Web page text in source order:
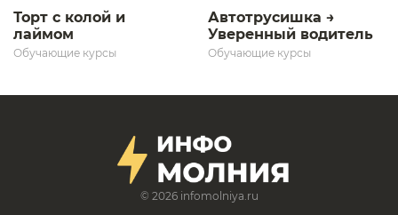
Торт с колой и
лаймом
Обучающие курсы
Автотрусишка →
Уверенный водитель​
Обучающие курсы
© 2026 infomolniya.ru